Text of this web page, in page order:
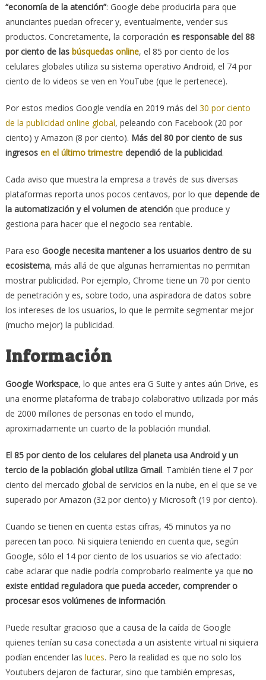
“economía de la atención”: Google debe producirla para que
anunciantes puedan ofrecer y, eventualmente, vender sus
productos. Concretamente, la corporación es responsable del 88
por ciento de las búsquedas online, el 85 por ciento de los
celulares globales utiliza su sistema operativo Android, el 74 por
ciento de lo videos se ven en YouTube (que le pertenece).
Por estos medios Google vendía en 2019 más del 30 por ciento
de la publicidad online global, peleando con Facebook (20 por
ciento) y Amazon (8 por ciento). Más del 80 por ciento de sus
ingresos en el último trimestredependió de la publicidad.
Cada aviso que muestra la empresa a través de sus diversas
plataformas reporta unos pocos centavos, por lo que depende de
la automatización y el volumen de atenciónque produce y
gestiona para hacer que el negocio sea rentable.
Para eso Google necesita mantener a los usuarios dentro de su
ecosistema, más allá de que algunas herramientas no permitan
mostrar publicidad. Por ejemplo, Chrome tiene un 70 por ciento
de penetración y es, sobre todo, una aspiradora de datos sobre
los intereses de los usuarios, lo que le permite segmentar mejor
(mucho mejor) la publicidad.
Información
Google Workspace, lo que antes era G Suite y antes aún Drive, es
una enorme plataforma de trabajo colaborativo utilizada por más
de 2000 millones de personas en todo el mundo,
aproximadamente un cuarto de la población mundial.
El 85 por ciento de los celulares del planeta usa Android y un
tercio de la población global utiliza Gmail. También tiene el 7 por
ciento del mercado global de servicios en la nube, en el que se ve
superado por Amazon (32 por ciento) y Microsoft (19 por ciento).
Cuando se tienen en cuenta estas cifras, 45 minutos ya no
parecen tan poco. Ni siquiera teniendo en cuenta que, según
Google, sólo el 14 por ciento de los usuarios se vio afectado:
cabe aclarar que nadie podría comprobarlo realmente ya que no
existe entidad reguladora que pueda acceder, comprender o
procesar esos volúmenes de información.
Puede resultar gracioso que a causa de la caída de Google
quienes tenían su casa conectada a un asistente virtual ni siquiera
podían encender las luces. Pero la realidad es que no solo los
Youtubers dejaron de facturar, sino que también empresas,